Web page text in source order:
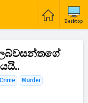
Desktop
Crime
Murder